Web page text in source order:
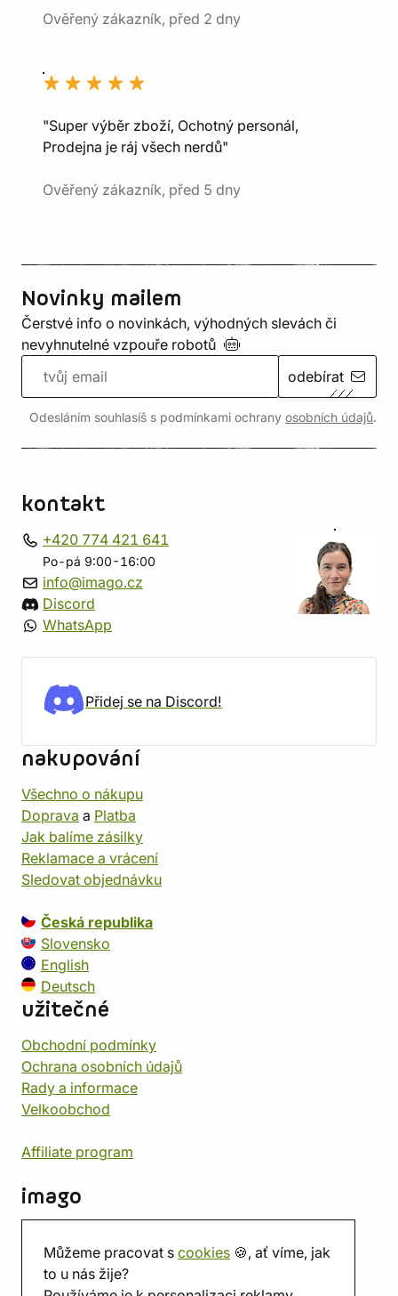
Můžeme pracovat s cookies 🍪, ať víme, jak
to u nás žije?
Ověřený zákazník, před 2 dny
"Super výběr zboží, Ochotný personál,
Prodejna je ráj všech nerdů"
Ověřený zákazník, před 5 dny
Novinky mailem
Čerstvé info o novinkách, výhodných slevách či
nevyhnutelné vzpouře robotů
odebírat
Odesláním souhlasíš s podmínkami ochrany osobních údajů.
kontakt
+420 774 421 641
Po-pá 9:00-16:00
info@imago.cz
Discord
WhatsApp
Přidej se na Discord!
nakupování
Všechno o nákupu
Doprava a Platba
Jak balíme zásilky
Reklamace a vrácení
Sledovat objednávku
Česká republika
Slovensko
English
Deutsch
užitečné
Obchodní podmínky
Ochrana osobních údajů
Rady a informace
Velkoobchod
Affiliate program
imago
Prodejna
Herna